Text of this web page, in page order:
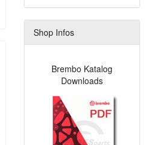
Shop Infos
Brembo Katalog
Downloads